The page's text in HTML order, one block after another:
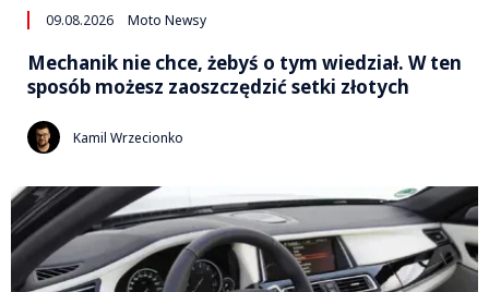
09.08.2026 Moto Newsy
Mechanik nie chce, żebyś o tym wiedział. W ten
sposób możesz zaoszczędzić setki złotych
Kamil Wrzecionko